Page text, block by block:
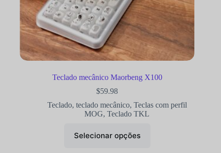
Teclado mecânico Maorbeng X100
$59.98
Teclado, teclado mecânico, Teclas com perfil
MOG,Teclado TKL
Selecionar opções